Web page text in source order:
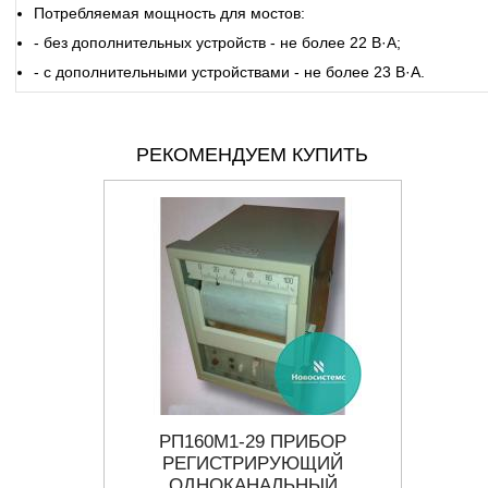
Потребляемая мощность для мостов:
- без дополнительных устройств - не более 22 В·А;
- с дополнительными устройствами - не более 23 В·А.
РЕКОМЕНДУЕМ КУПИТЬ
РП160М1-29 ПРИБОР
РЕГИСТРИРУЮЩИЙ